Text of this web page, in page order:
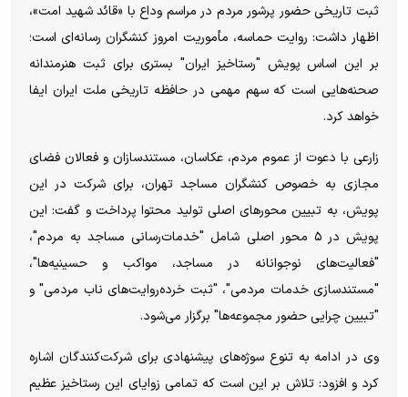
ثبت تاریخی حضور پرشور مردم در مراسم وداع با «قائد شهید امت»،
اظهار داشت: روایت حماسه، مأموریت امروز کنشگران رسانه‌ای است؛
بر این اساس پویش "رستاخیز ایران" بستری برای ثبت هنرمندانه
صحنه‌هایی است که سهم مهمی در حافظه تاریخی ملت ایران ایفا
خواهد کرد.
زارعی با دعوت از عموم مردم، عکاسان، مستندسازان و فعالان فضای
مجازی به خصوص کنشگران مساجد تهران، برای شرکت در این
پویش، به تبیین محورهای اصلی تولید محتوا پرداخت و گفت: این
پویش در ۵ محور اصلی شامل "خدمات‌رسانی مساجد به مردم"،
"فعالیت‌های نوجوانانه در مساجد، مواکب و حسینیه‌ها"،
"مستندسازی خدمات مردمی"، "ثبت خرده‌روایت‌های ناب مردمی" و
"تبیین چرایی حضور مجموعه‌ها" برگزار می‌شود.
وی در ادامه به تنوع سوژه‌های پیشنهادی برای شرکت‌کنندگان اشاره
کرد و افزود: تلاش بر این است که تمامی زوایای این رستاخیز عظیم